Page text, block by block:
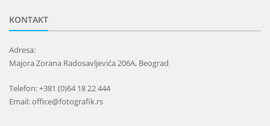
KONTAKT
Adresa:
Majora Zorana Radosavljevića 206A, Beograd
Telefon: +381 (0)64 18 22 444
Email: office@fotografik.rs